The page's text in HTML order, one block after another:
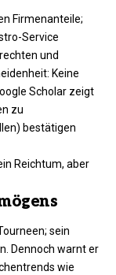
Firmenanteile;
Service
und
Keine
Scholar zeigt
zu
bestätigen
Reichtum, aber
sein
Dennoch warnt er
wie